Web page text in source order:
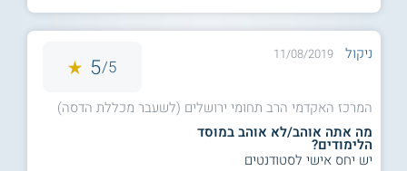
ניקול 11/08/2019
5/
5
המרכז האקדמי הרב תחומי ירושלים (לשעבר מכללת הדסה)
מה אתה אוהב/לא אוהב במוסד
הלימודים?
יש יחס אישי לסטודנטים